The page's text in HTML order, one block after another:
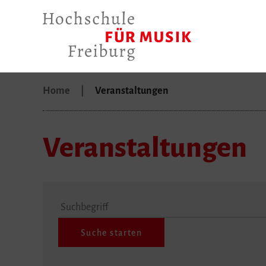
Home Veranstaltungen
Veranstaltungen
Suchbegriff